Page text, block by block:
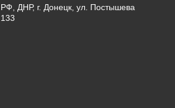
РФ, ДНР, г. Донецк, ул. Постышева
133